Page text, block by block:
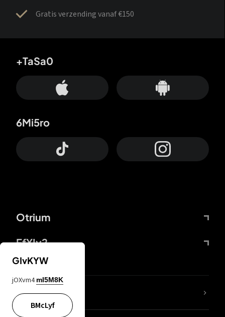
Gratis verzending vanaf €150
Otrium
FfYIy2
+TaSa0
6Mi5ro
KIjvtr
GIvKYW
jOXvm4 mI5M8K
BMcLyf